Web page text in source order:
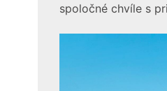
spoločné chvíle s